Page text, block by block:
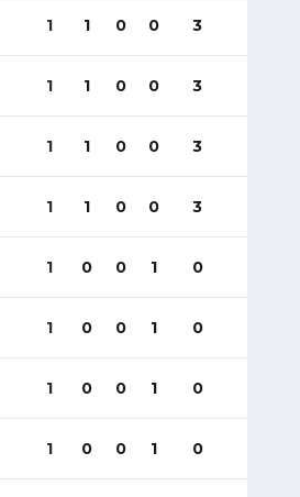
1 1 0 0 3
1 1 0 0 3
1 1 0 0 3
1 1 0 0 3
1 0 0 1 0
1 0 0 1 0
1 0 0 1 0
1 0 0 1 0